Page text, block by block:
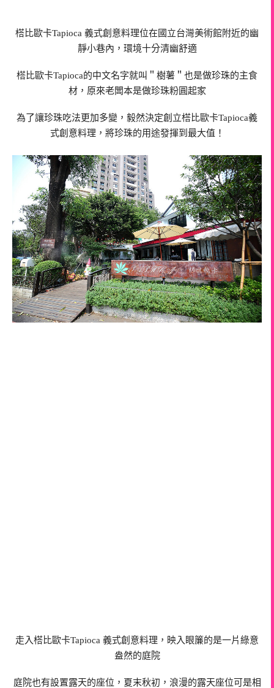
榙比歐卡Tapioca 義式創意料理位在國立台灣美術館附近的幽
靜小巷內，環境十分清幽舒適
榙比歐卡Tapioca的中文名字就叫＂樹薯＂也是做珍珠的主食
材，原來老闆本是做珍珠粉圓起家
為了讓珍珠吃法更加多變，毅然決定創立榙比歐卡Tapioca義
式創意料理，將珍珠的用途發揮到最大值！
走入榙比歐卡Tapioca 義式創意料理，映入眼簾的是一片綠意
盎然的庭院
庭院也有設置露天的座位，夏末秋初，浪漫的露天座位可是相